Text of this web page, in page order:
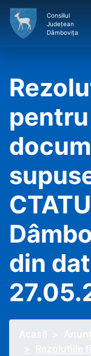
Consiliul
Județean
Dâmbovița
pentru
din